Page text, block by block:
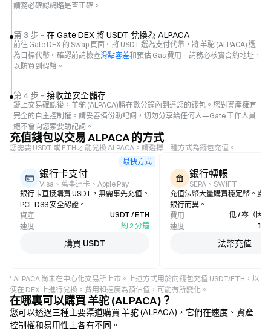
請務必確認網路是否正確。
第 3 步 – 在 Gate DEX 將 USDT 兌換為 ALPACA
前往 Gate DEX 的 Swap 頁面。將 USDT 選為支付代幣，將 羊驼 (ALPACA) 選
為目標代幣。確認前請檢查滑點容差和預估 Gas 費用。請務必核實合約地址，
以防買到假幣。
第 4 步 – 接收並安全儲存
鏈上交易確認後，羊驼 (ALPACA)將在數分鐘內到達您的錢包。您對資產擁有
完全的自主控制權。請妥善備份助記詞，切勿分享給任何人—Gate 工作人員
絕不會向您索要助記詞。
充值錢包以交易 ALPACA 的方式
您需要 USDT 或 ETH 才能兌換 ALPACA。請選擇一種方式為錢包充值。
最快方式
銀行卡支付
Visa、萬事達卡、Apple Pay
銀行卡直接購買 USDT，無需事先充值。
PCI–DSS 安全認證。
資產
USDT / ETH
速度
約 2 分鐘
購買 USDT
銀行轉帳
SEPA、SWIFT
充值法幣大量購買穩定幣。處
銀行而異。
費用
低 / 零（因
速度
法幣充值
* ALPACA 尚未在中心化交易所上市。上述方式用於向錢包充值 USDT/ETH，以
便在 DEX 上進行兌換。費用和速度為預估值，可能有所變化。
在哪裏可以購買 羊驼 (ALPACA)？
您可以透過三種主要渠道購買 羊驼 (ALPACA)，它們在速度、資產
控制權和易用性上各有不同。